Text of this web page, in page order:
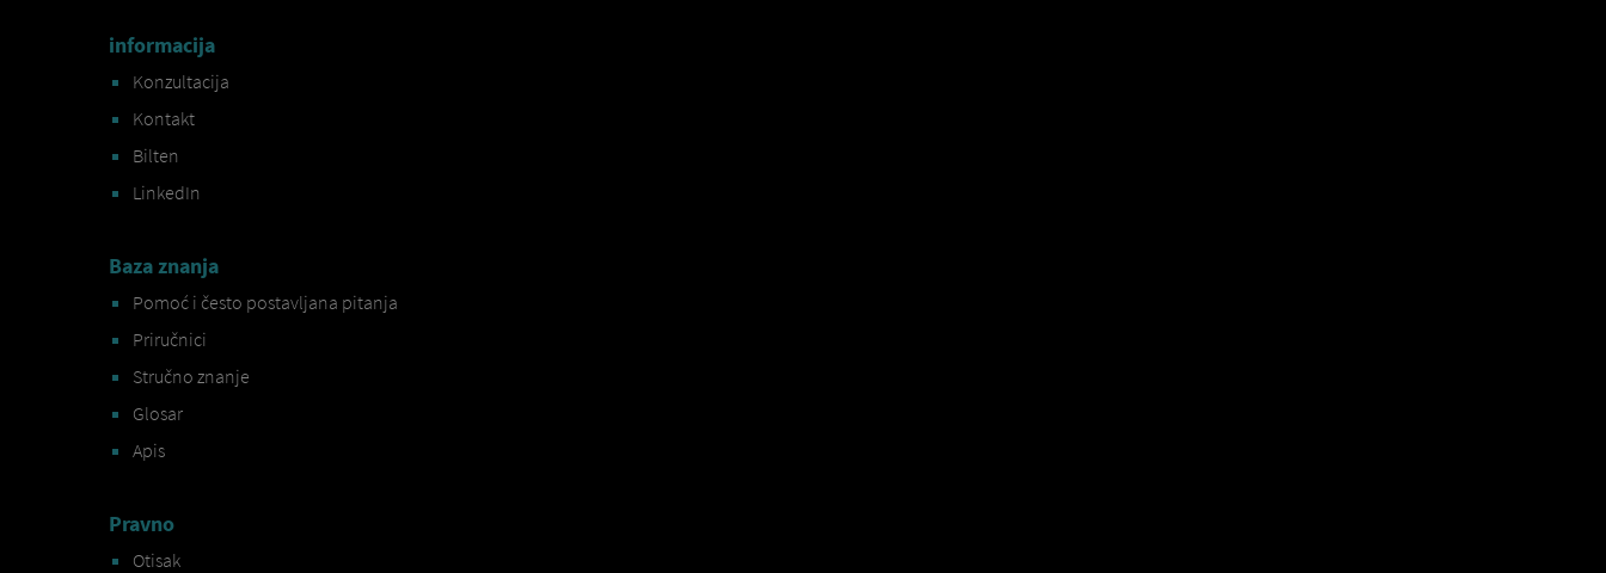
informacija
Konzultacija
Kontakt
Bilten
LinkedIn
Baza znanja
Pomoć i često postavljana pitanja
Priručnici
Stručno znanje
Glosar
Apis
Pravno
Otisak